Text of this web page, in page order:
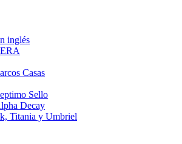
inglés
Casas
Sello
Decay
Titania y Umbriel